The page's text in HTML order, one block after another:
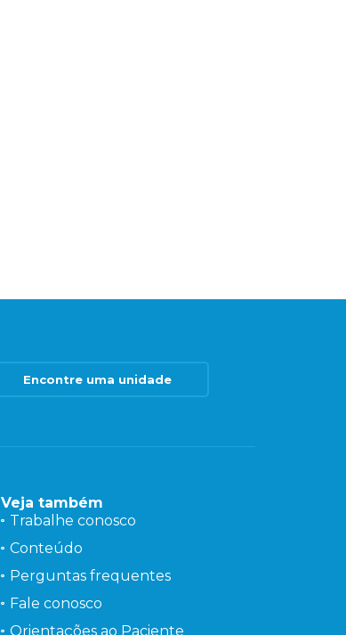
Encontre uma unidade
Veja também
Trabalhe conosco
Conteúdo
Perguntas frequentes
Fale conosco
Orientações ao Paciente